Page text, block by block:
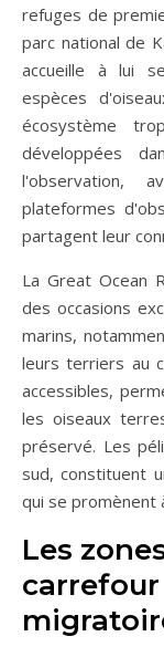
refuges de
parc national de
accueille à lui
espèces
écosystème
développées
l'observation,
plateformes
partagent leur
La Great Ocean
des occasions
marins,
leurs terriers au
accessibles,
les oiseaux
préservé. Les
sud, constituent
qui se promènent
Les